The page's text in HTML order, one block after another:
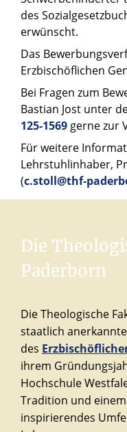
des
erwünscht.
Das
Erzbischöflichen
Bei Fragen zum
Bastian Jost unter
125-1569 gerne zur
Für weitere
Lehrstuhlinhaber,
(c.stoll@thf-
Die
Paderborn
Die Theologische
staatlich
des
ihrem
Hochschule
Tradition und
inspirierendes